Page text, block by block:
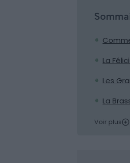
La
Les
La
Voir plus